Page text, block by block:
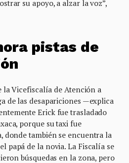
su apoyo, a alzar la voz”,
pistas de
la Vicefiscalía de Atención a
de las desapariciones —explica
Erick fue trasladado
porque su taxi fue
donde también se encuentra la
papá de la novia. La Fiscalía se
búsquedas en la zona, pero